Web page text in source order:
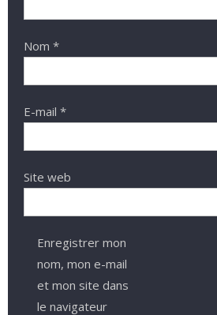
Nom *
E-mail *
Site web
Enregistrer mon
nom, mon e-mail
et mon site dans
le navigateur